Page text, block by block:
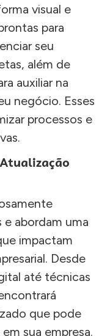
visual e
para
seu
além de
auxiliar na
negócio. Esses
processos e
e abordam uma
impactam
Desde
até técnicas
que pode
sua empresa.